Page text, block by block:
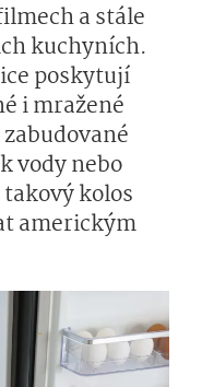
a stále
kuchyních.
poskytují
i mražené
vody nebo
kolos
americkým